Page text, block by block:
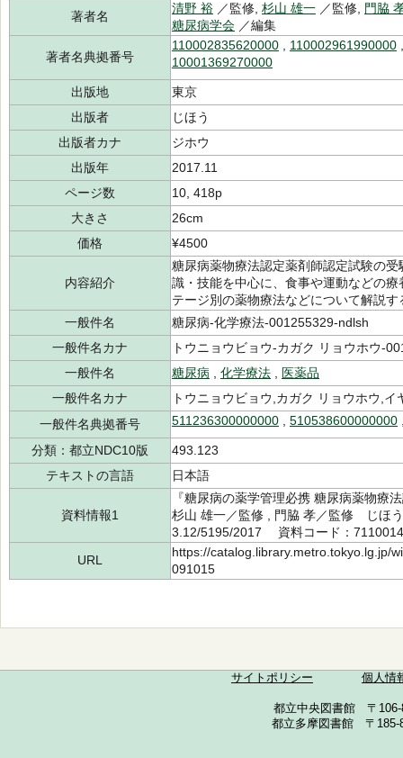
著者名
清野 裕 ／監修, 杉山 雄一 ／監修,
門脇
糖尿病学会 ／編集
著者名典拠番号
110002835620000 110002961990000
10001369270000
出版地
東京
出版者
じほう
出版者カナ
ジホウ
出版年
2017.11
ページ数
10, 418p
大きさ
26cm
価格
¥4500
内容紹介
糖尿病薬物療法認定薬剤師認定試験の
識・技能を中心に、食事や運動などの
テージ別の薬物療法などについて解説す
一般件名
糖尿病-化学療法-001255329-ndlsh
一般件名カナ
トウニョウビョウ-カガク リョウホウ-
一般件名
糖尿病 化学療法
医薬品
一般件名カナ
トウニョウビョウ,カガク リョウホウ,イ
一般件名典拠番号
511236300000000 510538600000000
分類：都立NDC10版
493.123
テキストの言語
日本語
資料情報1
『糖尿病の薬学管理必携 糖尿病薬物
杉山 雄一／監修 , 門脇 孝／監修 じ
3.12/5195/2017 資料コード：
URL
https://catalog.library.metro.tokyo.lg.jp/
091015
サイトポリシー 個人情
都立中央図書館 〒
都立多摩図書館 〒185-